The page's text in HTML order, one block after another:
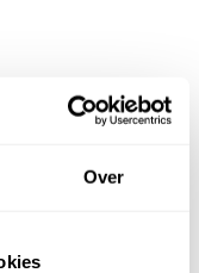
Over